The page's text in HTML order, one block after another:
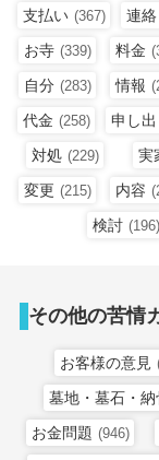
支払い (367) 連絡
お寺 (339) 料金
自分 (283) 情報
代金 (258) 申し出
対処 (229) 実
変更 (215) 内容
検討 (196)
その他の苦情
お客様の意見
墓地・墓石・
お金問題 (946)